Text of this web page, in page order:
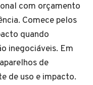
com orçamento
Comece pelos
quando
inegociáveis. Em
de
de uso e impacto.